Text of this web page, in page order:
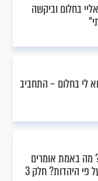
בחלום וביקשה
לי בחלום – התחביב
מה באמת אומרים
פי היהדות? חלק 3